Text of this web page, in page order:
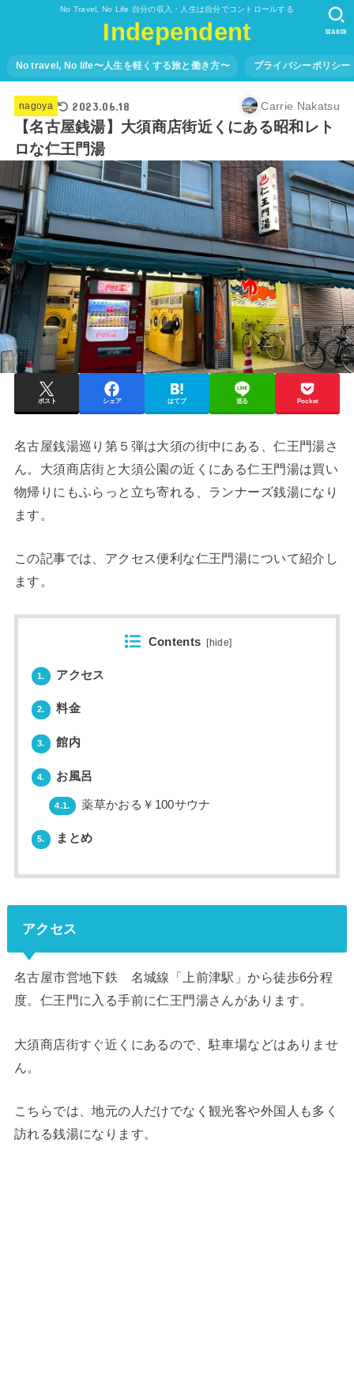
No Travel, No Life 自分の収入・人生は自分でコントロールする
Independent
No travel, No life〜人生を軽くする旅と働き方〜 プライバシーポリシー
SEARCH
nagoya 2023.06.18 Carrie Nakatsu
【名古屋銭湯】大須商店街近くにある昭和レト
ロな仁王門湯
ポスト シェア はてブ 送る Pocket
名古屋銭湯巡り第５弾は大須の街中にある、仁王門湯さ
ん。大須商店街と大須公園の近くにある仁王門湯は買い
物帰りにもふらっと立ち寄れる、ランナーズ銭湯になり
ます。
この記事では、アクセス便利な仁王門湯について紹介し
ます。
Contents [hide]
1. アクセス
2. 料金
3. 館内
4. お風呂
4.1. 薬草かおる￥100サウナ
5. まとめ
アクセス
名古屋市営地下鉄 名城線「上前津駅」から徒歩6分程
度。仁王門に入る手前に仁王門湯さんがあります。
大須商店街すぐ近くにあるので、駐車場などはありませ
ん。
こちらでは、地元の人だけでなく観光客や外国人も多く
訪れる銭湯になります。